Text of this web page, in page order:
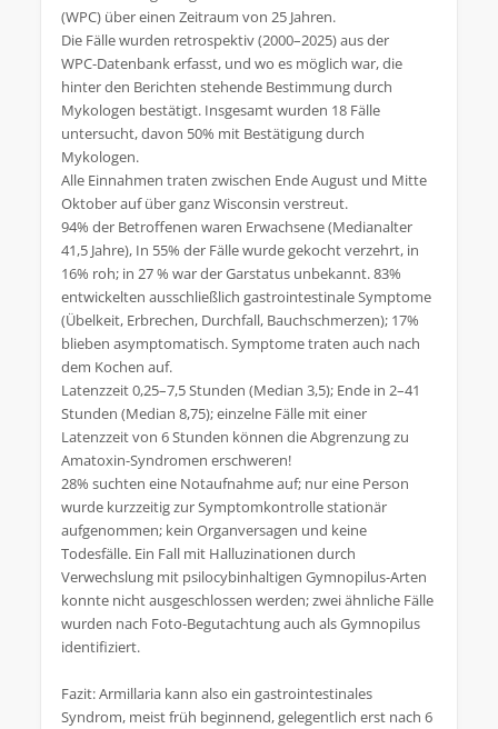
(WPC) über einen Zeitraum von 25 Jahren.
Die Fälle wurden retrospektiv (2000–2025) aus der
WPC‑Datenbank erfasst, und wo es möglich war, die
hinter den Berichten stehende Bestimmung durch
Mykologen bestätigt. Insgesamt wurden 18 Fälle
untersucht, davon 50% mit Bestätigung durch
Mykologen.
Alle Einnahmen traten zwischen Ende August und Mitte
Oktober auf über ganz Wisconsin verstreut.
94% der Betroffenen waren Erwachsene (Medianalter
41,5 Jahre), In 55% der Fälle wurde gekocht verzehrt, in
16% roh; in 27 % war der Garstatus unbekannt. 83%
entwickelten ausschließlich gastrointestinale Symptome
(Übelkeit, Erbrechen, Durchfall, Bauchschmerzen); 17%
blieben asymptomatisch. Symptome traten auch nach
dem Kochen auf.
Latenzzeit 0,25–7,5 Stunden (Median 3,5); Ende in 2–41
Stunden (Median 8,75); einzelne Fälle mit einer
Latenzzeit von 6 Stunden können die Abgrenzung zu
Amatoxin‑Syndromen erschweren!
28% suchten eine Notaufnahme auf; nur eine Person
wurde kurzzeitig zur Symptomkontrolle stationär
aufgenommen; kein Organversagen und keine
Todesfälle. Ein Fall mit Halluzinationen durch
Verwechslung mit psilocybinhaltigen Gymnopilus‑Arten
konnte nicht ausgeschlossen werden; zwei ähnliche Fälle
wurden nach Foto‑Begutachtung auch als Gymnopilus
identifiziert.
Fazit: Armillaria kann also ein gastrointestinales
Syndrom, meist früh beginnend, gelegentlich erst nach 6